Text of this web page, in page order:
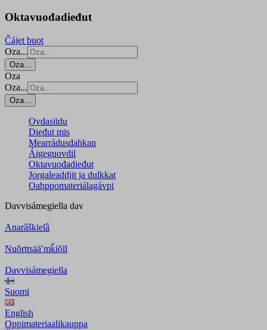
Oktavuođadieđut
Čájet buot
Oza...
Oza...
Oza
Oza...
Oza...
Ovdasiidu
Dieđut mis
Mearrádusdahkan
Áigeguovdil
Oktavuođadieđut
Jorgaleaddjit ja dulkkat
Oahppomateriálagávpi
Davvisámegiella dav
Anarâškielâ
Nuõrttsääʹmǩiõll
Davvisámegiella
Suomi
English
Oppimateriaalikauppa